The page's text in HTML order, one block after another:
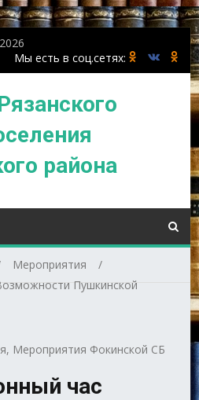
района
Мероприятия
Пушкинской
, Мероприятия Фокинской СБ
час